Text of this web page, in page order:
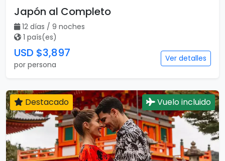
Japón al Completo
12 días / 9 noches
1 país(es)
USD $3,897
por persona
Ver detalles
Destacado Vuelo incluido